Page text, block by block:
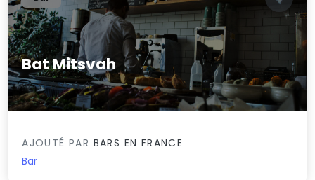
Bat Mitsvah
0/5
AJOUTÉ PAR BARS EN FRANCE
Bar